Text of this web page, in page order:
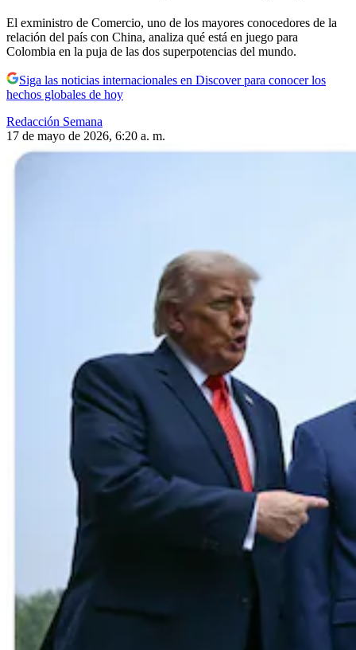
El exministro de Comercio, uno de los mayores conocedores de la
relación del país con China, analiza qué está en juego para
Colombia en la puja de las dos superpotencias del mundo.
Siga las noticias internacionales en Discover para conocer los
hechos globales de hoy
Redacción Semana
17 de mayo de 2026, 6:20 a. m.